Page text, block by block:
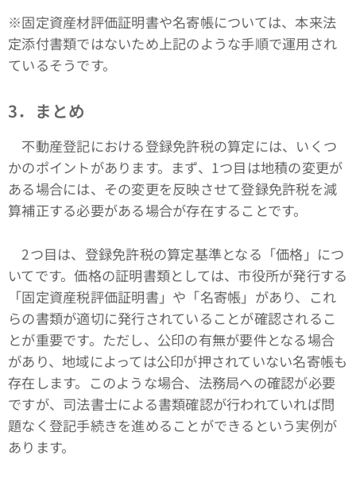
※固定資産材評価証明書や名寄帳については、本来法
定添付書類ではないため上記のような手順で運用され
ているそうです。
3．まとめ
不動産登記における登録免許税の算定には、いくつ
かのポイントがあります。まず、1つ目は地積の変更が
ある場合には、その変更を反映させて登録免許税を減
算補正する必要がある場合が存在することです。
2つ目は、登録免許税の算定基準となる「価格」につ
いてです。価格の証明書類としては、市役所が発行する
「固定資産税評価証明書」や「名寄帳」があり、これ
らの書類が適切に発行されていることが確認されるこ
とが重要です。ただし、公印の有無が要件となる場合
があり、地域によっては公印が押されていない名寄帳も
存在します。このような場合、法務局への確認が必要
ですが、司法書士による書類確認が行われていれば問
題なく登記手続きを進めることができるという実例が
あります。